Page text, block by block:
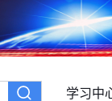
学习中